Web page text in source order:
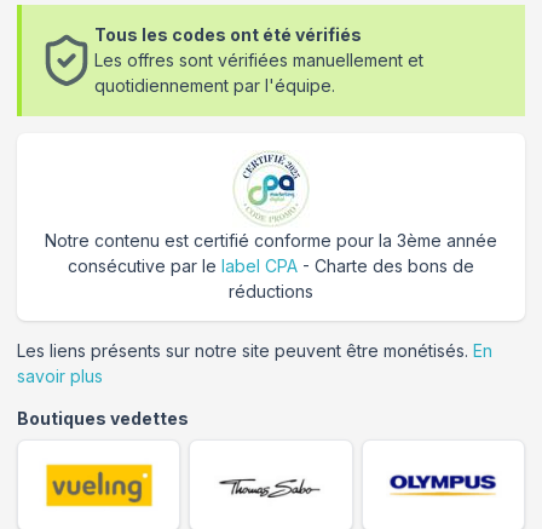
Tous les codes ont été vérifiés
Les offres sont vérifiées manuellement et
quotidiennement par l'équipe.
Notre contenu est certifié conforme pour la 3ème année
consécutive par le label CPA - Charte des bons de
réductions
Les liens présents sur notre site peuvent être monétisés. En
savoir plus
Boutiques vedettes